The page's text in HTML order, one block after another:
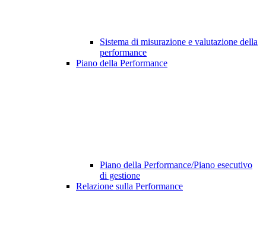
Sistema di misurazione e valutazione della
performance
Piano della Performance
Piano della Performance/Piano esecutivo
di gestione
Relazione sulla Performance